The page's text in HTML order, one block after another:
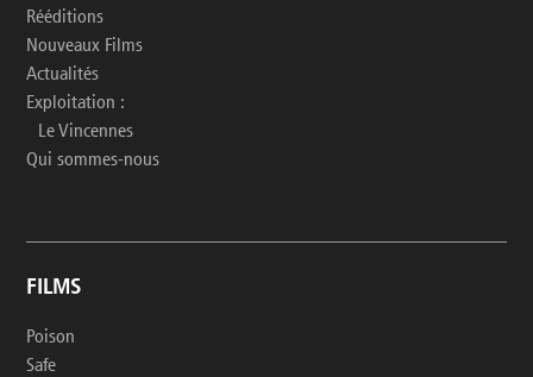
Rééditions
Nouveaux Films
Actualités
Exploitation :
Le Vincennes
Qui sommes-nous
FILMS
Poison
Safe